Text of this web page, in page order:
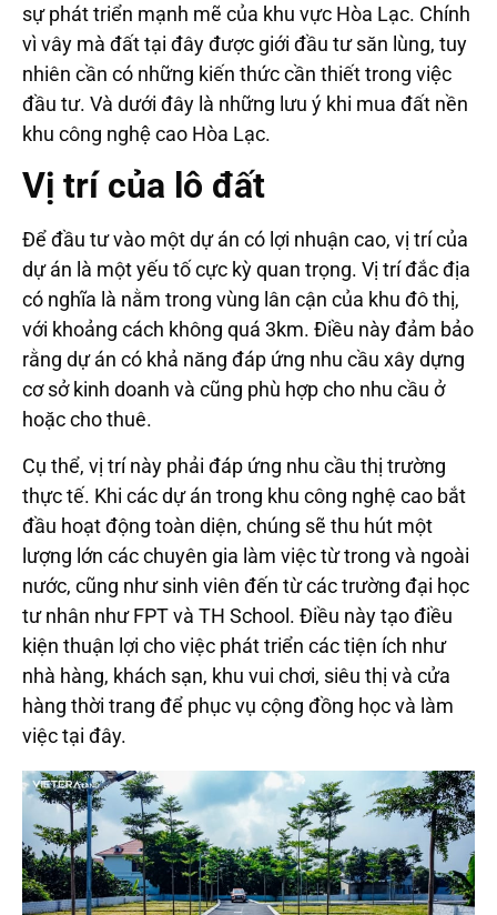
sự phát triển mạnh mẽ của khu vực Hòa Lạc. Chính
vì vây mà đất tại đây được giới đầu tư săn lùng, tuy
nhiên cần có những kiến thức cần thiết trong việc
đầu tư. Và dưới đây là những lưu ý khi mua đất nền
khu công nghệ cao Hòa Lạc.
Vị trí của lô đất
Để đầu tư vào một dự án có lợi nhuận cao, vị trí của
dự án là một yếu tố cực kỳ quan trọng. Vị trí đắc địa
có nghĩa là nằm trong vùng lân cận của khu đô thị,
với khoảng cách không quá 3km. Điều này đảm bảo
rằng dự án có khả năng đáp ứng nhu cầu xây dựng
cơ sở kinh doanh và cũng phù hợp cho nhu cầu ở
hoặc cho thuê.
Cụ thể, vị trí này phải đáp ứng nhu cầu thị trường
thực tế. Khi các dự án trong khu công nghệ cao bắt
đầu hoạt động toàn diện, chúng sẽ thu hút một
lượng lớn các chuyên gia làm việc từ trong và ngoài
nước, cũng như sinh viên đến từ các trường đại học
tư nhân như FPT và TH School. Điều này tạo điều
kiện thuận lợi cho việc phát triển các tiện ích như
nhà hàng, khách sạn, khu vui chơi, siêu thị và cửa
hàng thời trang để phục vụ cộng đồng học và làm
việc tại đây.